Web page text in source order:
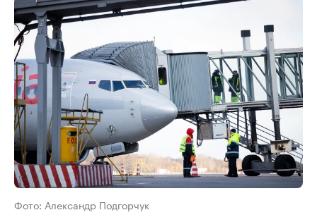
Фото: Александр Подгорчук